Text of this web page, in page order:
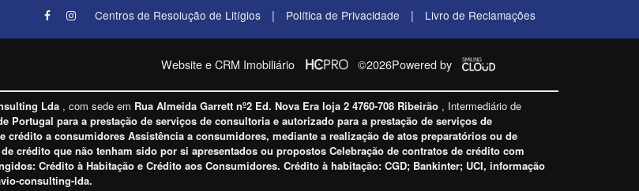
Centros de Resolução de Litígios | Política de Privacidade | Livro de Reclamações
Website e CRM Imobiliário ©2026Powered by
Lda , com sede em Rua Almeida Garrett nº2 Ed. Nova Era loja 2 4760-708 Ribeirão , Intermediário de
Portugal para a prestação de serviços de consultoria e autorizado para a prestação de serviços de
crédito a consumidores Assistência a consumidores, mediante a realização de atos preparatórios ou de
crédito que não tenham sido por si apresentados ou propostos Celebração de contratos de crédito com
Crédito à Habitação e Crédito aos Consumidores. Crédito à habitação: CGD; Bankinter; UCI, informação
consulting-lda.